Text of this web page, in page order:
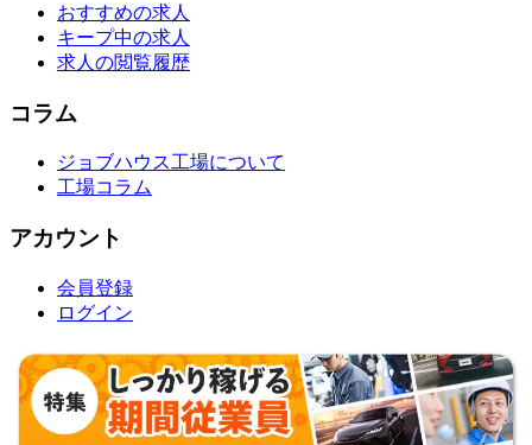
おすすめの求人
キープ中の求人
求人の閲覧履歴
コラム
ジョブハウス工場について
工場コラム
アカウント
会員登録
ログイン